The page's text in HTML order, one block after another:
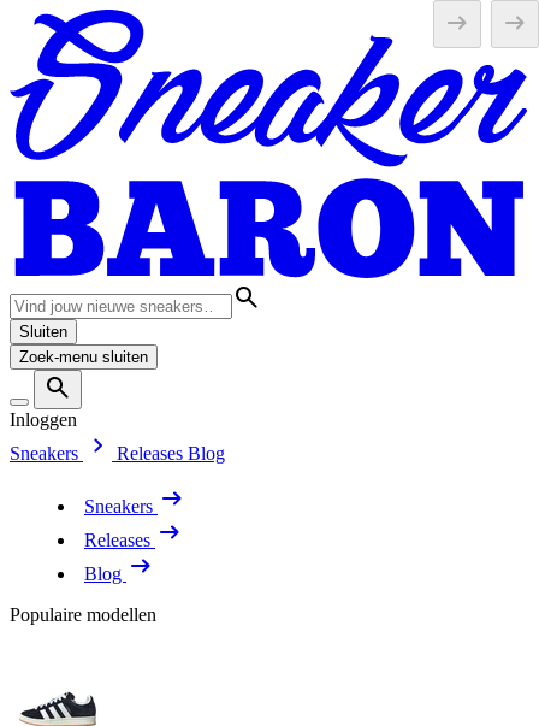
Sluiten
Zoek-menu sluiten
Inloggen
Sneakers
Releases Blog
Sneakers
Releases
Blog
Populaire modellen